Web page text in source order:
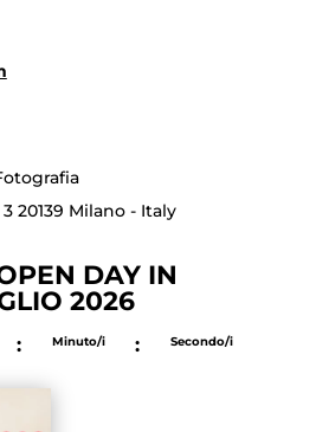
20139 Milano - Italy
DAY IN
2026
: Minuto/i : Secondo/i